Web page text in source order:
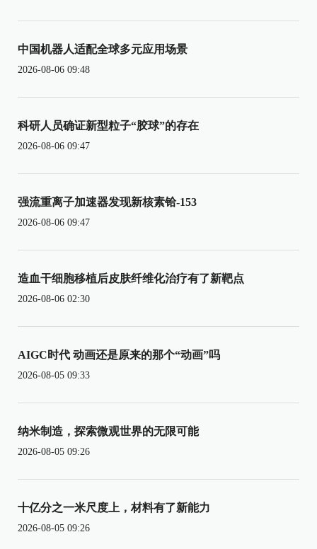
中国机器人适配全球多元应用场景
2026-08-06 09:48
科研人员确证新型粒子“胶球”的存在
2026-08-06 09:47
强流重离子加速器发现新核素铪-153
2026-08-06 09:47
造血干细胞移植后皮肤纤维化治疗有了新靶点
2026-08-06 02:30
AIGC时代 动画还是原来的那个“动画”吗
2026-08-05 09:33
纳米制造，探索微观世界的无限可能
2026-08-05 09:26
十亿分之一米尺度上，材料有了新能力
2026-08-05 09:26